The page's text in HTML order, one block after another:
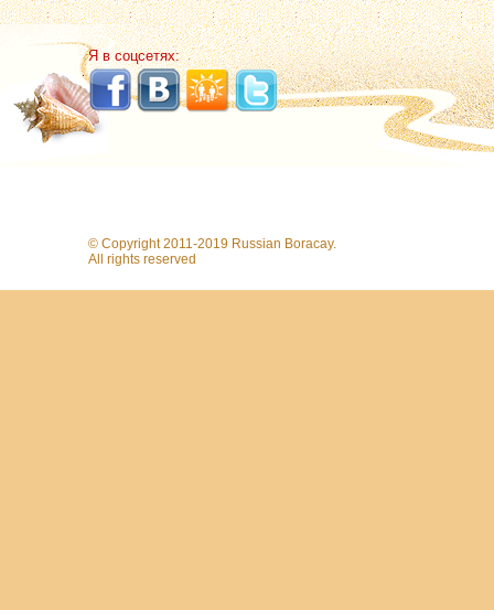
Я в соцсетях:
© Copyright 2011-2019 Russian Boracay.
All rights reserved